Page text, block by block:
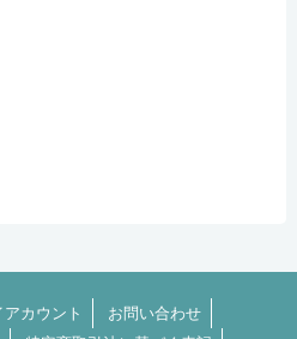
アカウント
お問い合わせ